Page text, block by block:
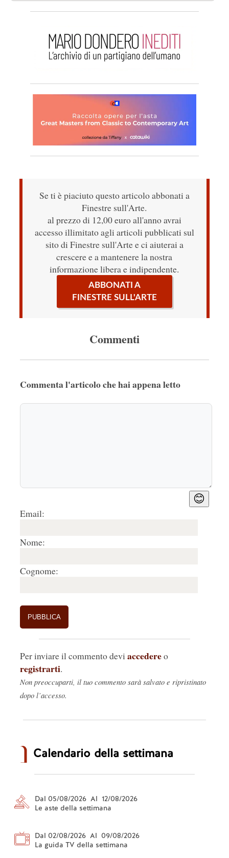
Se ti è piaciuto questo articolo abbonati a
Finestre sull'Arte.
al prezzo di 12,00 euro all'anno avrai
accesso illimitato agli articoli pubblicati sul
sito di Finestre sull'Arte e ci aiuterai a
crescere e a mantenere la nostra
informazione libera e indipendente.
ABBONATI A
FINESTRE SULL'ARTE
Commenti
Commenta l'articolo che hai appena letto
😊
Email:
Nome:
Cognome:
Per inviare il commento devi accedereo
registrarti.
Non preoccuparti, il tuo commento sarà salvato e ripristinato
dopo l’accesso.
Calendario della settimana
Dal 05/08/2026 Al 12/08/2026
Le aste della settimana
Dal 02/08/2026 Al 09/08/2026
La guida TV della settimana